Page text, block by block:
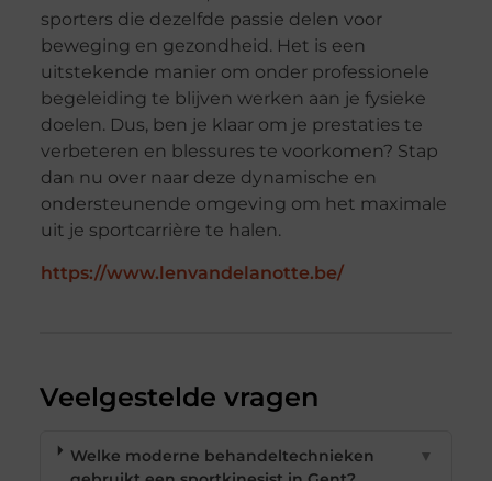
sporters die dezelfde passie delen voor
beweging en gezondheid. Het is een
uitstekende manier om onder professionele
begeleiding te blijven werken aan je fysieke
doelen. Dus, ben je klaar om je prestaties te
verbeteren en blessures te voorkomen? Stap
dan nu over naar deze dynamische en
ondersteunende omgeving om het maximale
uit je sportcarrière te halen.
https://www.lenvandelanotte.be/
Veelgestelde vragen
Welke moderne behandeltechnieken
▼